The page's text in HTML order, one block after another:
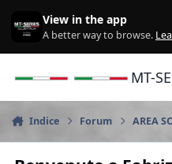
View in the app
A better way to browse.
MT-
Indice Forum AREA